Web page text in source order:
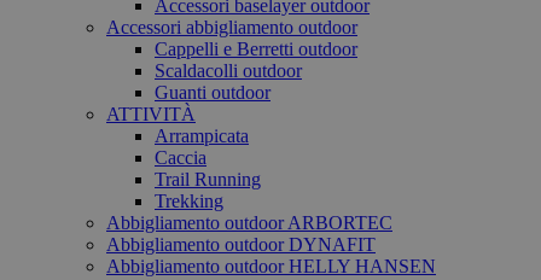
Accessori baselayer outdoor
Accessori abbigliamento outdoor
Cappelli e Berretti outdoor
Scaldacolli outdoor
Guanti outdoor
ATTIVITÀ
Arrampicata
Caccia
Trail Running
Trekking
Abbigliamento outdoor ARBORTEC
Abbigliamento outdoor DYNAFIT
Abbigliamento outdoor HELLY HANSEN